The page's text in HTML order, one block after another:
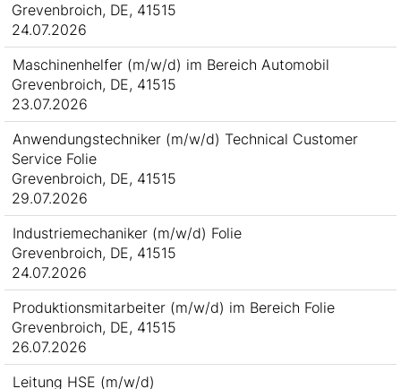
Grevenbroich, DE, 41515
24.07.2026
Maschinenhelfer (m/w/d) im Bereich Automobil
Grevenbroich, DE, 41515
23.07.2026
Anwendungstechniker (m/w/d) Technical Customer
Service Folie
Grevenbroich, DE, 41515
29.07.2026
Industriemechaniker (m/w/d) Folie
Grevenbroich, DE, 41515
24.07.2026
Produktionsmitarbeiter (m/w/d) im Bereich Folie
Grevenbroich, DE, 41515
26.07.2026
Leitung HSE (m/w/d)